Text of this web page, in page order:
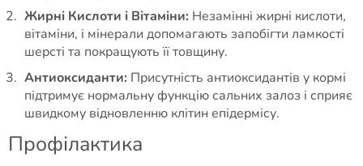
Жирні Кислоти і Вітаміни: Незамінні жирні кислоти,
вітаміни, і мінерали допомагають запобігти ламкості
шерсті та покращують її товщину.
Антиоксиданти: Присутність антиоксидантів у кормі
підтримує нормальну функцію сальних залоз і сприяє
швидкому відновленню клітин епідермісу.
Профілактика